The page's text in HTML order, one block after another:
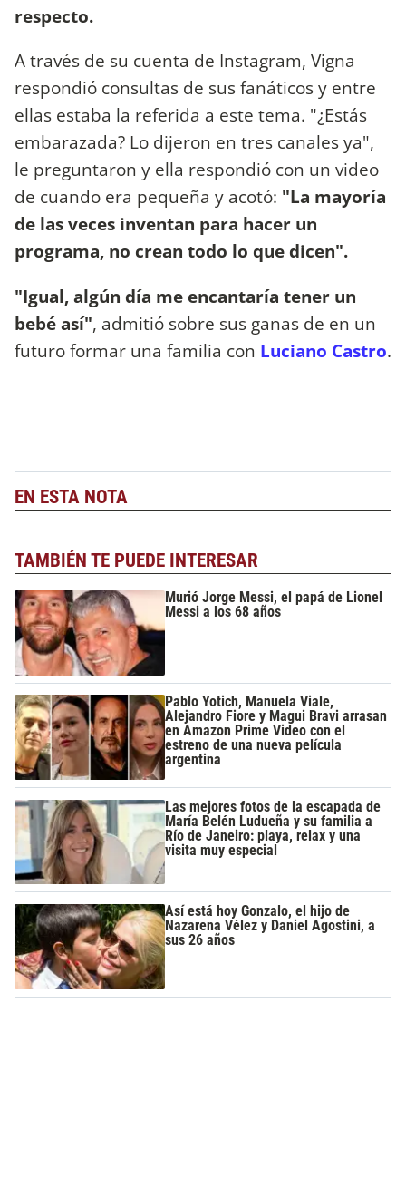
respecto.
A través de su cuenta de Instagram, Vigna
respondió consultas de sus fanáticos y entre
ellas estaba la referida a este tema. "¿Estás
embarazada? Lo dijeron en tres canales ya",
le preguntaron y ella respondió con un video
de cuando era pequeña y acotó: "La mayoría
de las veces inventan para hacer un
programa, no crean todo lo que dicen".
"Igual, algún día me encantaría tener un
bebé así", admitió sobre sus ganas de en un
futuro formar una familia con Luciano Castro.
EN ESTA NOTA
TAMBIÉN TE PUEDE INTERESAR
Murió Jorge Messi, el papá de Lionel
Messi a los 68 años
Pablo Yotich, Manuela Viale,
Alejandro Fiore y Magui Bravi arrasan
en Amazon Prime Video con el
estreno de una nueva película
argentina
Las mejores fotos de la escapada de
María Belén Ludueña y su familia a
Río de Janeiro: playa, relax y una
visita muy especial
Así está hoy Gonzalo, el hijo de
Nazarena Vélez y Daniel Agostini, a
sus 26 años